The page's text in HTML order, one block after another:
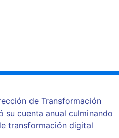
de Transformación
su cuenta anual culminando
transformación digital